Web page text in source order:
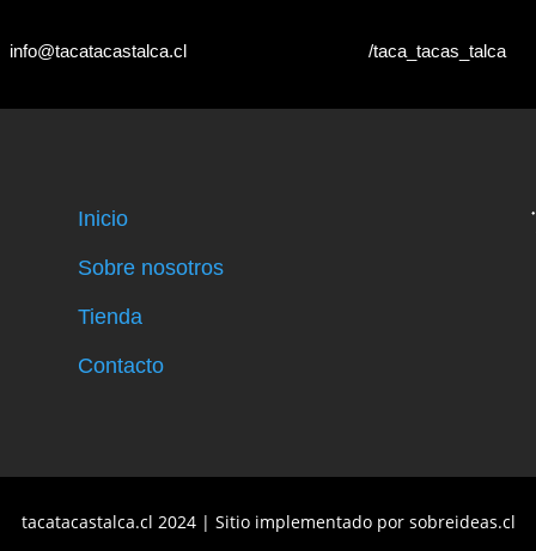
info@tacatacastalca.cl /taca_tacas_talca
Inicio
Sobre nosotros
Tienda
Contacto
tacatacastalca.cl 2024 | Sitio implementado por sobreideas.cl